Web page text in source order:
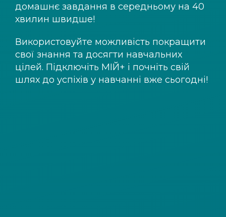
домашнє завдання в середньому на 40
хвилин швидше!
Використовуйте можливість покращити
свої знання та досягти навчальних
цілей. Підключіть МІЙ+ і почніть свій
шлях до успіхів у навчанні вже сьогодні!